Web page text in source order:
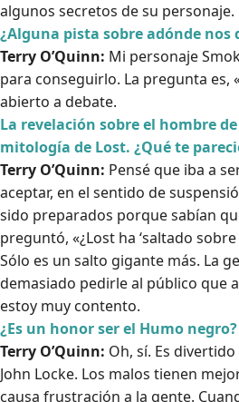
algunos secretos de su personaje.
¿Alguna pista sobre adónde
Terry O’Quinn: Mi personaje
para conseguirlo. La pregunta es,
abierto a debate.
La revelación sobre el hombre
mitología de Lost. ¿Qué te
Terry O’Quinn: Pensé que iba a
aceptar, en el sentido de
sido preparados porque sabían
preguntó, «¿Lost ha ‘saltado
Sólo es un salto gigante más. La
demasiado pedirle al público que
estoy muy contento.
¿Es un honor ser el Humo negro?
Terry O’Quinn: Oh, sí. Es
John Locke. Los malos tienen
causa frustración a la gente.